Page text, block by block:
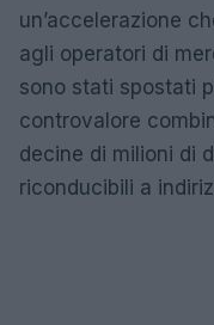
un’accelerazione
agli operatori di
sono stati spostati
controvalore
decine di milioni di
riconducibili a